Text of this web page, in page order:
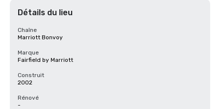
Détails du lieu
Chaîne
Marriott Bonvoy
Marque
Fairfield by Marriott
Construit
2002
Rénové
-